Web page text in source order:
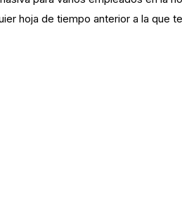
hoja de tiempo anterior a la que